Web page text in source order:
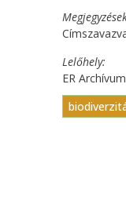
Lelőhely
ER